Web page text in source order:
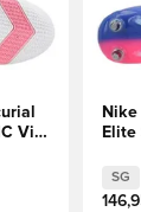
Vini
Elite
SG